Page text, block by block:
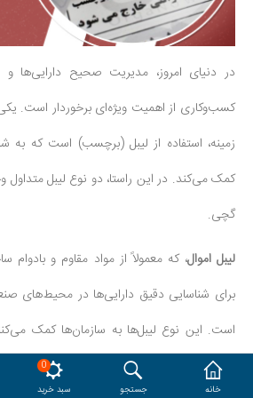
هدایا و ست مدیریتی
وایت برد و تابلو اعلانات
مقایسه محصولات مورد علاقه
دسترسی کاربری حساب کاربری
خانه جستجو
0
سبد خرید
در دنیای امروز، مدیریت صحیح دارایی‌ها
کسب‌وکاری از اهمیت ویژه‌ای برخوردار است.
زمینه، استفاده از لیبل (برچسب) است که به
کمک می‌کند. در این راستا، دو نوع لیبل متداول
گچی.
لیبل اموال، که معمولاً از مواد مقاوم و
برای شناسایی دقیق دارایی‌ها در محیط‌های
است. این نوع لیبل‌ها به سازمان‌ها کمک
به‌راحتی مدیریت کرده و از اشتباهات در شناسایی